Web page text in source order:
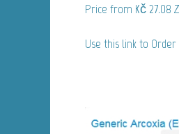
Price from Kč 27.08
Use this link to Order